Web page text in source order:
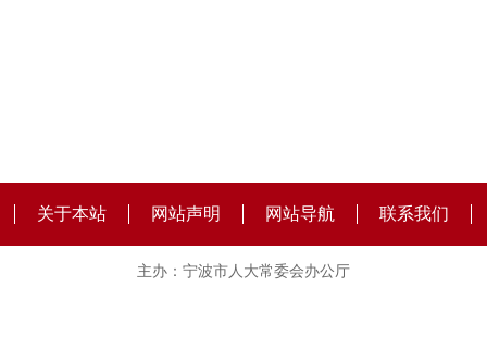
关于本站 网站声明 网站导航 联系我们
主办：宁波市人大常委会办公厅